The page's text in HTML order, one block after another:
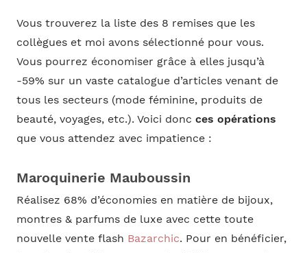
Vous trouverez la liste des 8 remises que les
collègues et moi avons sélectionné pour vous.
Vous pourrez économiser grâce à elles jusqu’à
-59% sur un vaste catalogue d’articles venant de
tous les secteurs (mode féminine, produits de
beauté, voyages, etc.). Voici donc ces opérations
que vous attendez avec impatience :
Maroquinerie Mauboussin
Réalisez 68% d’économies en matière de bijoux,
montres & parfums de luxe avec cette toute
nouvelle vente flash Bazarchic. Pour en bénéficier,